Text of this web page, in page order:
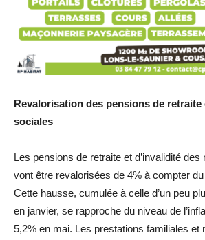
Revalorisation des pensions de
sociales
Les pensions de retraite et d’invalidité
vont être revalorisées de 4% à compter du
Cette hausse, cumulée à celle d’un peu
en janvier, se rapproche du niveau de
5,2% en mai. Les prestations familiales et